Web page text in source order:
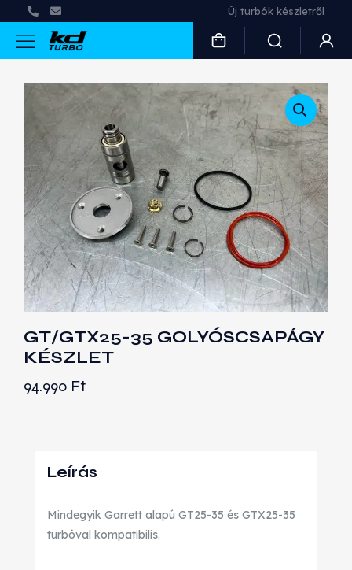
Új turbók készletről
GT/GTX25-35 GOLYÓSCSAPÁGY
KÉSZLET
94.990 Ft
Leírás
Mindegyik Garrett alapú GT25-35 és GTX25-35
turbóval kompatibilis.